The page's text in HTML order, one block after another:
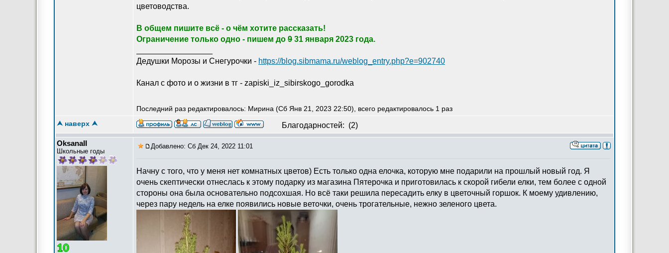
цветоводства.
В общем пишите всё - о чём хотите рассказать!
Ограничение только одно - пишем до 9 31 января 2023 года.
Дедушки Морозы и Снегурочки - https://blog.sibmama.ru/weblog_entry.php?e=902740
Канал с фото и о жизни в тг - zapiski_iz_sibirskogo_gorodka
Последний раз редактировалось: Мирина (Сб Янв 21, 2023 22:50), всего редактировалось 1 раз
⮝ наверх ⮝
Благодарностей: (2)
OksanaII
Школьные годы
Добавлено: Сб Дек 24, 2022 11:01
Начну с того, что у меня нет комнатных цветов) Есть только одна елочка, которую мне подарили на прошлый новый год. Я
очень скептически отнеслась к этому подарку из магазина Пятерочка и приготовилась к скорой гибели елки, тем более с одной
стороны она была основательно подсохшая. Но всё таки решила пересадить елку в цветочный горшок. К моему удивлению,
через пару недель на елке появились новые веточки, очень трогательные, нежно зеленого цвета.